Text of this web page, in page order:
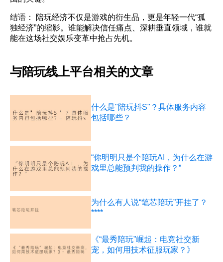
结语： 陪玩经济不仅是游戏的衍生品，更是年轻一代“孤
独经济”的缩影。谁能解决信任痛点、深耕垂直领域，谁就
能在这场社交娱乐变革中抢占先机。
与陪玩线上平台相关的文章
什么是"陪玩抖S"？具体服务内容
包括哪些？
“你明明只是个陪玩AI，为什么在游
戏里总能预判我的操作？”
为什么有人说“笔芯陪玩”开挂了？
****
《“最秀陪玩”崛起：电竞社交新
宠，如何用技术征服玩家？》